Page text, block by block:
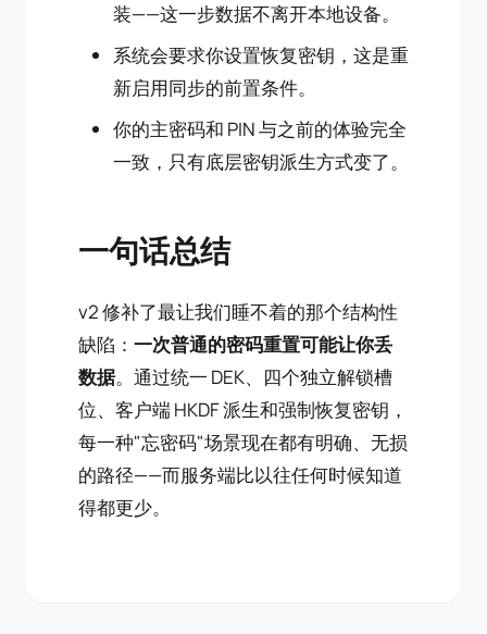
装——这一步数据不离开本地设备。
系统会要求你设置恢复密钥，这是重
新启用同步的前置条件。
你的主密码和 PIN 与之前的体验完全
一致，只有底层密钥派生方式变了。
一句话总结
v2 修补了最让我们睡不着的那个结构性
缺陷： 一次普通的密码重置可能让你丢
数据。通过统一 DEK、四个独立解锁槽
位、客户端 HKDF 派生和强制恢复密钥，
每一种"忘密码"场景现在都有明确、无损
的路径——而服务端比以往任何时候知道
得都更少。